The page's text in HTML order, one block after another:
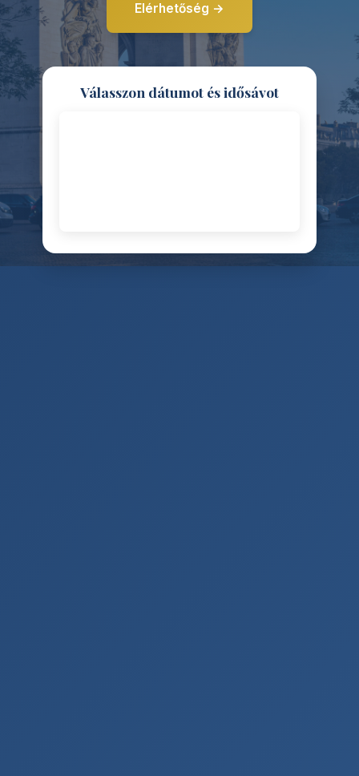
Elérhetőség →
Válasszon dátumot és idősávot